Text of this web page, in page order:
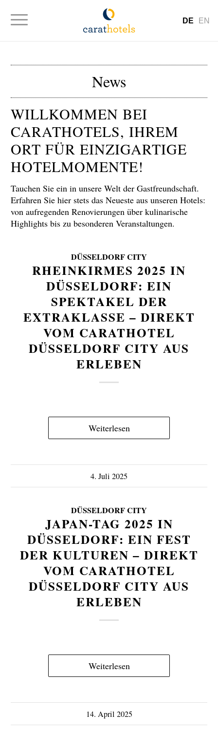
DE EN
News
WILLKOMMEN BEI
CARATHOTELS, IHREM
ORT FÜR EINZIGARTIGE
HOTELMOMENTE!
Tauchen Sie ein in unsere Welt der Gastfreundschaft.
Erfahren Sie hier stets das Neueste aus unseren Hotels:
von aufregenden Renovierungen über kulinarische
Highlights bis zu besonderen Veranstaltungen.
DÜSSELDORF CITY
RHEINKIRMES 2025 IN
DÜSSELDORF: EIN
SPEKTAKEL DER
EXTRAKLASSE – DIREKT
VOM CARATHOTEL
DÜSSELDORF CITY AUS
ERLEBEN
Weiterlesen
4. Juli 2025
DÜSSELDORF CITY
JAPAN-TAG 2025 IN
DÜSSELDORF: EIN FEST
DER KULTUREN – DIREKT
VOM CARATHOTEL
DÜSSELDORF CITY AUS
ERLEBEN
Weiterlesen
14. April 2025